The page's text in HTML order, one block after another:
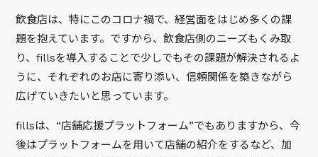
飲食店は、特にこのコロナ禍で、経営面をはじめ多くの課
題を抱えています。ですから、飲食店側のニーズもくみ取
り、fillsを導入することで少しでもその課題が解決されるよ
うに、それぞれのお店に寄り添い、信頼関係を築きながら
広げていきたいと思っています。
fillsは、“店舗応援プラットフォーム”でもありますから、今
後はプラットフォームを用いて店舗の紹介をするなど、加